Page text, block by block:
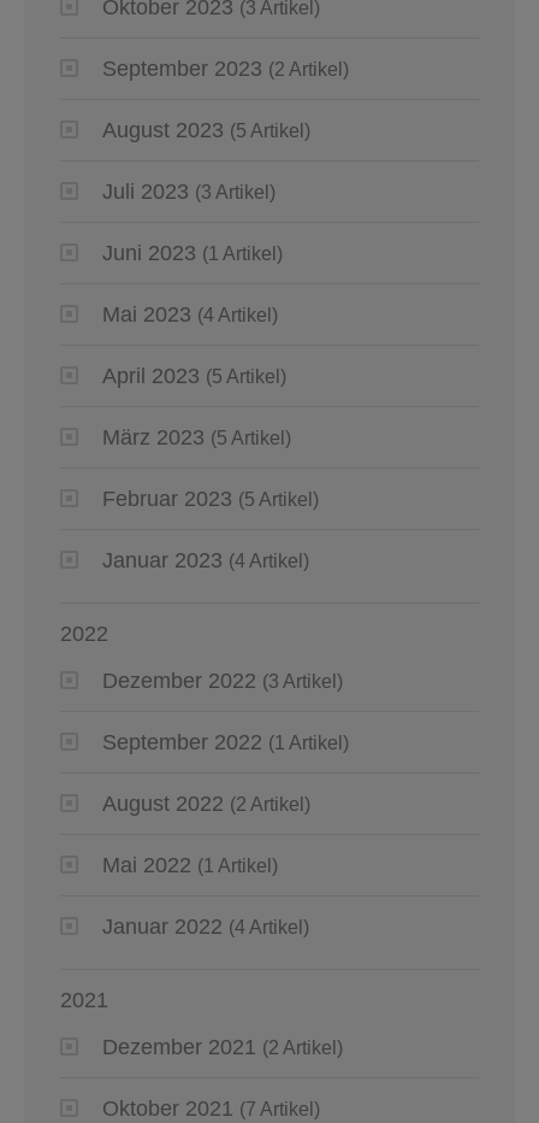
Oktober 2023 (3 Artikel)
September 2023 (2 Artikel)
August 2023 (5 Artikel)
Juli 2023 (3 Artikel)
Juni 2023 (1 Artikel)
Mai 2023 (4 Artikel)
April 2023 (5 Artikel)
März 2023 (5 Artikel)
Februar 2023 (5 Artikel)
Januar 2023 (4 Artikel)
2022
Dezember 2022 (3 Artikel)
September 2022 (1 Artikel)
August 2022 (2 Artikel)
Mai 2022 (1 Artikel)
Januar 2022 (4 Artikel)
2021
Dezember 2021 (2 Artikel)
Oktober 2021 (7 Artikel)